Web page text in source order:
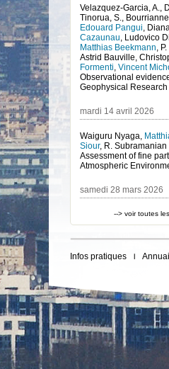
Velazquez-Garcia, A.,
Tinorua, S.,
Edouard Pangui,
Cazaunau, Ludovico
Matthias Beekmann,
Astrid Bauville,
Formenti, Vincent
Geophysical Research
mardi 14 avril 2026
Waiguru Nyaga,
Siour, R. Subramanian
Atmospheric
samedi 28 mars 2026
--> voir toutes
Infos pratiques